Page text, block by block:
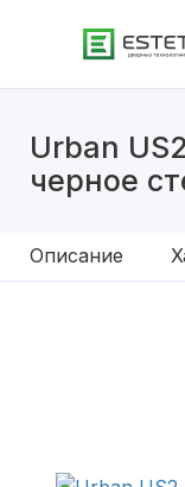
Urban
черное
Описание